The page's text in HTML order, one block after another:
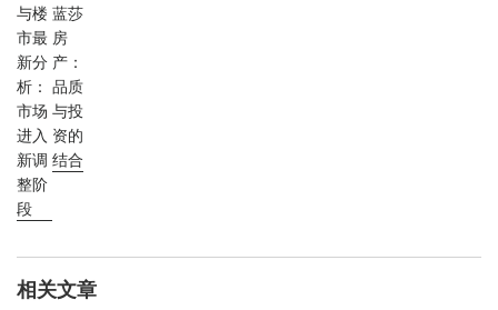
与楼
市最
新分
析：
市场
进入
新调
整阶
段
蓝莎
房
产：
品质
与投
资的
结合
相关文章